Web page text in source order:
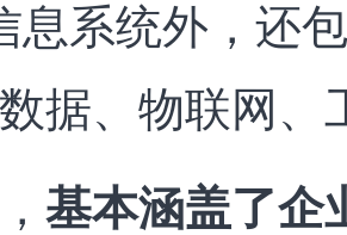
息系统外，还
据、物联网、
基本涵盖了企